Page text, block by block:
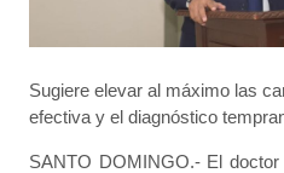
Sugiere elevar al máximo las
efectiva y el diagnóstico
SANTO DOMINGO.- El